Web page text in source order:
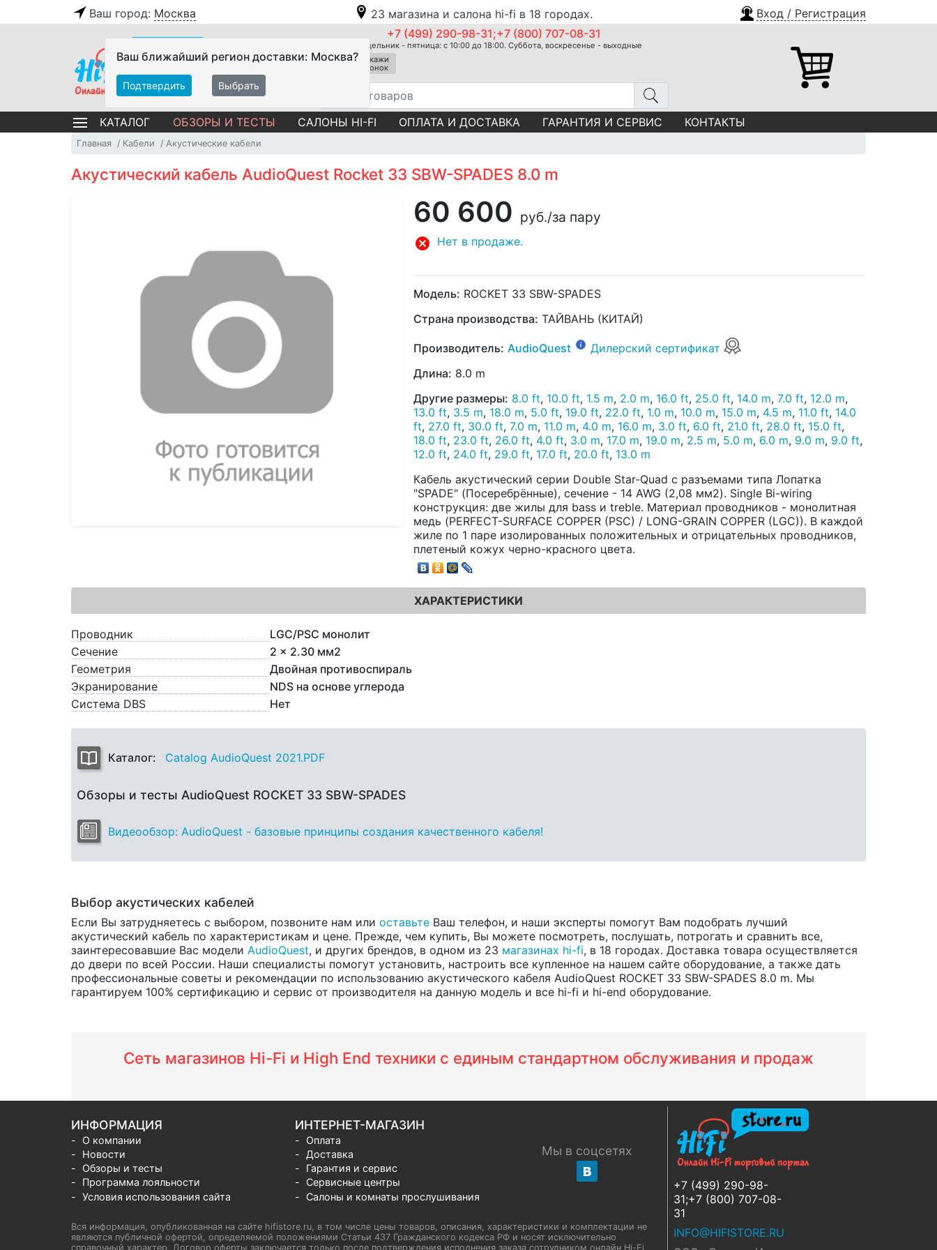
Ваш город: Москва 23 магазина и салона hi-fi в 18 городах. Вход / Регистрация
Ваш ближайший регион доставки: Москва?
Подтвердить Выбрать
+7 (499) 290-98-31;+7 (800) 707-08-31
Понедельник - пятница: с 10:00 до 18:00. Суббота, воскресенье - выходные
Закажи
звонок
КАТАЛОГ ОБЗОРЫ И ТЕСТЫ САЛОНЫ HI-FI ОПЛАТА И ДОСТАВКА ГАРАНТИЯ И СЕРВИС КОНТАКТЫ
Главная Кабели Акустические кабели
Акустический кабель AudioQuest Rocket 33 SBW-SPADES 8.0 m
60 600 руб./за пару
Нет в продаже.
Модель: ROCKET 33 SBW-SPADES
Страна производства: ТАЙВАНЬ (КИТАЙ)
Производитель: AudioQuest
Дилерский сертификат
Длина: 8.0 m
Другие размеры: 8.0 ft, 10.0 ft, 1.5 m, 2.0 m, 16.0 ft, 25.0 ft, 14.0 m, 7.0 ft, 12.0 m,
13.0 ft, 3.5 m, 18.0 m, 5.0 ft, 19.0 ft, 22.0 ft, 1.0 m, 10.0 m, 15.0 m, 4.5 m, 11.0 ft, 14.0
ft, 27.0 ft, 30.0 ft, 7.0 m, 11.0 m, 4.0 m, 16.0 m, 3.0 ft, 6.0 ft, 21.0 ft, 28.0 ft, 15.0 ft,
18.0 ft, 23.0 ft, 26.0 ft, 4.0 ft, 3.0 m, 17.0 m, 19.0 m, 2.5 m, 5.0 m, 6.0 m, 9.0 m, 9.0 ft,
12.0 ft, 24.0 ft, 29.0 ft, 17.0 ft, 20.0 ft, 13.0 m
Кабель акустический серии Double Star-Quad с разъемами типа Лопатка
"SPADE" (Посеребрённые), сечение - 14 AWG (2,08 мм2). Single Bi-wiring
конструкция: две жилы для bass и treble. Материал проводников - монолитная
медь (PERFECT-SURFACE COPPER (PSC) / LONG-GRAIN COPPER (LGC)). В каждой
жиле по 1 паре изолированных положительных и отрицательных проводников,
плетеный кожух черно-красного цвета.
ХАРАКТЕРИСТИКИ
Проводник
LGC/PSC монолит
Сечение
2 x 2.30 мм2
Геометрия
Двойная противоспираль
Экранирование
NDS на основе углерода
Система DBS
Нет
Каталог: Catalog AudioQuest 2021.PDF
Обзоры и тесты AudioQuest ROCKET 33 SBW-SPADES
Видеообзор: AudioQuest - базовые принципы создания качественного кабеля!
Выбор акустических кабелей
Если Вы затрудняетесь с выбором, позвоните нам или оставьте Ваш телефон, и наши эксперты помогут Вам подобрать лучший
акустический кабель по характеристикам и цене. Прежде, чем купить, Вы можете посмотреть, послушать, потрогать и сравнить все,
заинтересовавшие Вас модели AudioQuest, и других брендов, в одном из 23 магазинах hi-fi, в 18 городах. Доставка товара осуществляется
до двери по всей России. Наши специалисты помогут установить, настроить все купленное на нашем сайте оборудование, а также дать
профессиональные советы и рекомендации по использованию акустического кабеля AudioQuest ROCKET 33 SBW-SPADES 8.0 m. Мы
гарантируем 100% сертификацию и сервис от производителя на данную модель и все hi-fi и hi-end оборудование.
Сеть магазинов Hi-Fi и High End техники с единым стандартном обслуживания и продаж
+7 (499) 290-98-
31;+7 (800) 707-08-
31
INFO@HIFISTORE.RU
ИНФОРМАЦИЯ
О компании
Новости
Обзоры и тесты
Программа лояльности
Условия использования сайта
ИНТЕРНЕТ-МАГАЗИН
Оплата
Доставка
Гарантия и сервис
Сервисные центры
Салоны и комнаты прослушивания
Мы в соцсетях
Вся информация, опубликованная на сайте hifistore.ru, в том числе цены товаров, описания, характеристики и комплектации не
являются публичной офертой, определяемой положениями Статьи 437 Гражданского кодекса РФ и носят исключительно
справочный характер. Договор оферты заключается только после подтверждения исполнения заказа сотрудником онлайн Hi-Fi